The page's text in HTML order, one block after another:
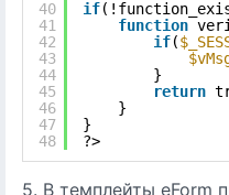
40
41
42
43
44
45
46
47
48
if
function
if(
}
return
}
}
?>
5. В темплейты eForm